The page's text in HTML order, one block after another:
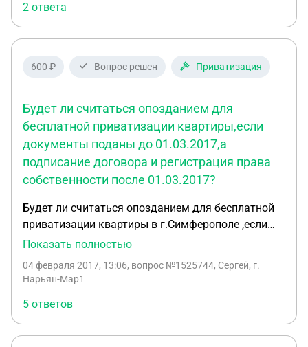
квартиры, или моё право утраченно в связи с
покупкой жилья?
2 ответа
600 ₽ Вопрос решен Приватизация
Будет ли считаться опозданием для
бесплатной приватизации квартиры,если
документы поданы до 01.03.2017,а
подписание договора и регистрация права
собственности после 01.03.2017?
Будет ли считаться опозданием для бесплатной
приватизации квартиры в г.Симферополе ,если
были поданы все необходимые документы в
Договора на передачу жилого помещения в
подписание данного Договора и регистрация
права собственности,по причинам которые не
зависят от заявителя на приватизацию, так и не
Показать полностью
04 февраля 2017, 13:06, вопрос №1525744, Сергей, г.
Нарьян-Мар1
5 ответов